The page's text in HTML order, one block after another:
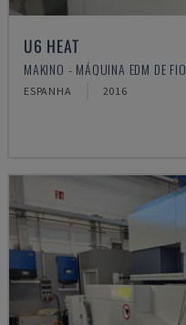
U6 HEAT
MAKINO - MÁQUINA EDM DE FIO
ESPANHA 2016